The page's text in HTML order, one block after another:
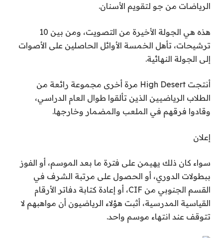
الرياضات من جو لتقويم الأسنان.
هذه هي الجولة الأخيرة من التصويت، ومن بين 10
ترشيحات، تأهل الخمسة الأوائل الحاصلين على الأصوات
إلى الجولة النهائية.
أنتجت High Desert مرة أخرى مجموعة رائعة من
الطلاب الرياضيين الذين تألقوا طوال العام الدراسي،
وقادوا فرقهم في الملعب والمضمار وخارجها.
إعلان
سواء كان ذلك يهيمن على فترة ما بعد الموسم، أو الفوز
ببطولات الدوري، أو الحصول على مرتبة الشرف في
القسم الجنوبي من CIF، أو إعادة كتابة دفاتر الأرقام
القياسية المدرسية، أثبت هؤلاء الرياضيون أن مواهبهم لا
تتوقف عند انتهاء موسم واحد.